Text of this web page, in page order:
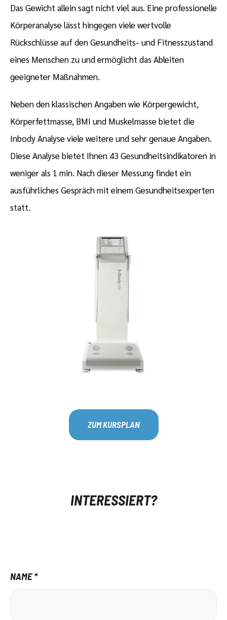
Das Gewicht allein sagt nicht viel aus. Eine professionelle
Körperanalyse lässt hingegen viele wertvolle
Rückschlüsse auf den Gesundheits- und Fitnesszustand
eines Menschen zu und ermöglicht das Ableiten
geeigneter Maßnahmen.
Neben den klassischen Angaben wie Körpergewicht,
Körperfettmasse, BMI und Muskelmasse bietet die
Inbody Analyse viele weitere und sehr genaue Angaben.
Diese Analyse bietet Ihnen 43 Gesundheitsindikatoren in
weniger als 1 min. Nach dieser Messung findet ein
ausführliches Gespräch mit einem Gesundheitsexperten
statt.
ZUM KURSPLAN
INTERESSIERT?
NAME *